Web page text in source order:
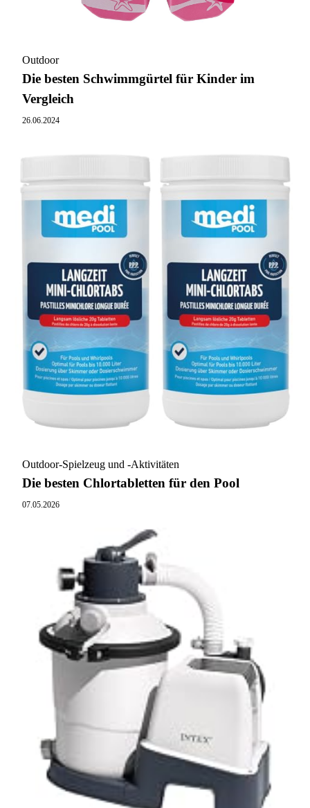
Outdoor
Die besten Schwimmgürtel für Kinder im
Vergleich
26.06.2024
Outdoor-Spielzeug und -Aktivitäten
Die besten Chlortabletten für den Pool
07.05.2026